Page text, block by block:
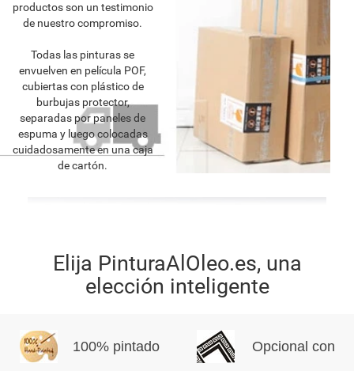
productos son un testimonio
de nuestro compromiso.
Todas las pinturas se
envuelven en película POF,
cubiertas con plástico de
burbujas protector,
separadas por paneles de
espuma y luego colocadas
cuidadosamente en una caja
de cartón.
Elija PinturaAlOleo.es, una
elección inteligente
100% pintado Opcional con